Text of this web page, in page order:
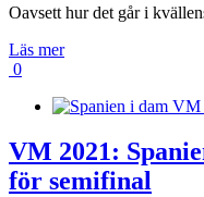
Oavsett hur det går i
Läs mer
0
VM 2021:
för semifinal